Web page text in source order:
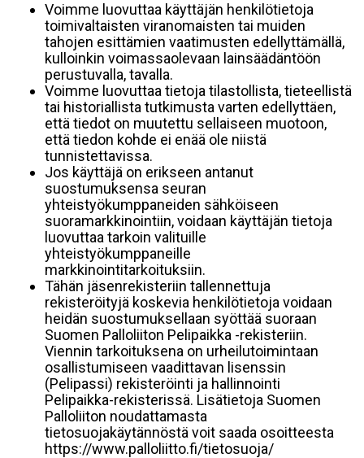
Voimme luovuttaa käyttäjän henkilötietoja
toimivaltaisten viranomaisten tai muiden
tahojen esittämien vaatimusten edellyttämällä,
kulloinkin voimassaolevaan lainsäädäntöön
perustuvalla, tavalla.
Voimme luovuttaa tietoja tilastollista, tieteellistä
tai historiallista tutkimusta varten edellyttäen,
että tiedot on muutettu sellaiseen muotoon,
että tiedon kohde ei enää ole niistä
tunnistettavissa.
Jos käyttäjä on erikseen antanut
suostumuksensa seuran
yhteistyökumppaneiden sähköiseen
suoramarkkinointiin, voidaan käyttäjän tietoja
luovuttaa tarkoin valituille
yhteistyökumppaneille
markkinointitarkoituksiin.
Tähän jäsenrekisteriin tallennettuja
rekisteröityjä koskevia henkilötietoja voidaan
heidän suostumuksellaan syöttää suoraan
Suomen Palloliiton Pelipaikka -rekisteriin.
Viennin tarkoituksena on urheilutoimintaan
osallistumiseen vaadittavan lisenssin
(Pelipassi) rekisteröinti ja hallinnointi
Pelipaikka-rekisterissä. Lisätietoja Suomen
Palloliiton noudattamasta
tietosuojakäytännöstä voit saada osoitteesta
https://www.palloliitto.fi/tietosuoja/